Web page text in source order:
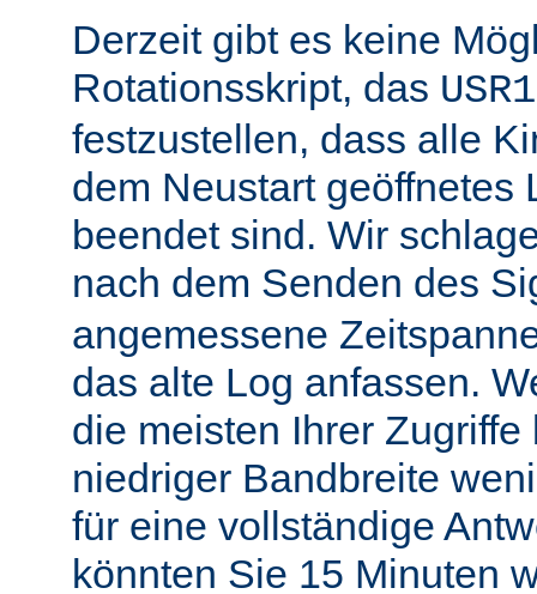
Derzeit gibt es keine
Rotationsskript, das USR1
festzustellen, dass alle
dem Neustart geöffnetes
beendet sind. Wir
nach dem Senden des
angemessene
das alte Log anfassen.
die meisten Ihrer
niedriger Bandbreite
für eine vollständige
könnten Sie 15 Minuten